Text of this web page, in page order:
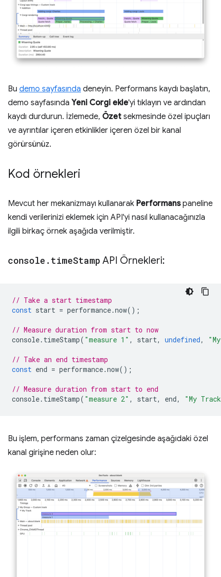
Bu demo sayfasında deneyin. Performans kaydı başlatın,
demo sayfasında Yeni Corgi ekle'yi tıklayın ve ardından
kaydı durdurun. İzlemede, Özet sekmesinde özel ipuçları
ve ayrıntılar içeren etkinlikler içeren özel bir kanal
görürsünüz.
Kod örnekleri
Mevcut her mekanizmayı kullanarak Performanspaneline
kendi verilerinizi eklemek için API'yi nasıl kullanacağınızla
ilgili birkaç örnek aşağıda verilmiştir.
console . timeStamp API Örnekleri:
// Take a start timestamp
const start = performance.now();
// Measure duration from start to now
console. timeStamp( "measure 1" , start, undefined,
// Take an end timestamp
const end = performance.now();
// Measure duration from start to end
console. timeStamp( "measure 2" , start, end, "My
Bu işlem, performans zaman çizelgesinde aşağıdaki özel
kanal girişine neden olur: